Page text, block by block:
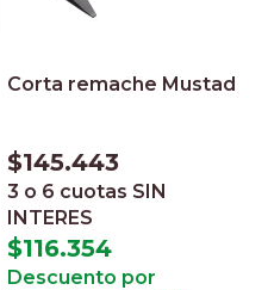
Corta remache Mustad
$145.443
3 o 6 cuotas SIN
INTERES
$116.354
Descuento por